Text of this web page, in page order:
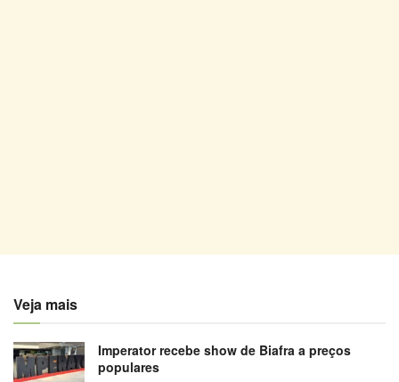
Veja mais
Imperator recebe show de Biafra a preços
populares